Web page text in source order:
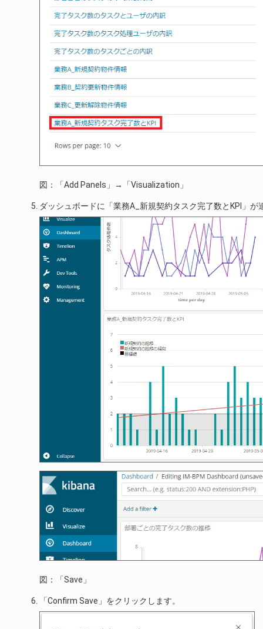
図：「Add Panels」→「Visualization」
ダッシュボードに「業務A_新規契約タスク完了数とKPI」
図：「Save」
「Confirm Save」をクリックします。